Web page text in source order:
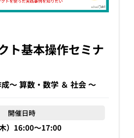
ト基本操作セミナ
〜 算数・数学 ＆ 社会 〜
開催日時
）16:00〜17:00